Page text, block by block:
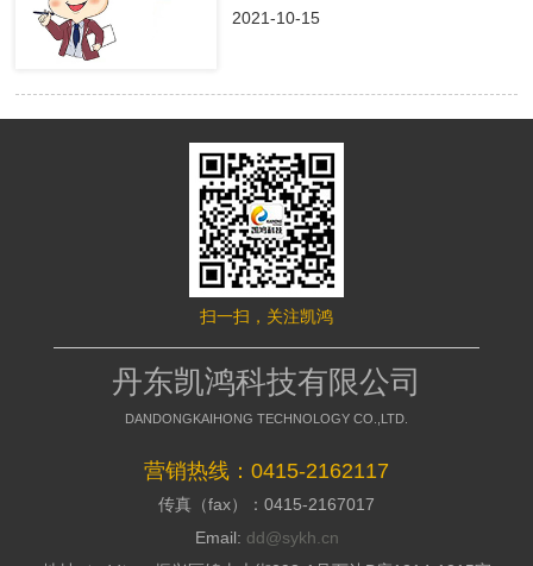
背后都是一个高额的订单，假如不能做
到询盘转化，那意味着网络推行是失败
的，所以要明白的了解搭站公司的策划
才干; 2、看搭站公司的美工规划才
干 美工的才干决议推行型网站留
给用户的形象，如今的消费者不缺少内
容，缺少的是视觉，如今市面上的网站
都是千人一面的，当访客户，发现一个
公司的形象，情不自禁的即是深化浏
览，招引用户，提高方针客户对公司的
好感; 3、看搭站公司的搭站才干
系，如今市面上很多的建站公司都是仿
制别人的，可以把外观做到相似，可是
后台系能却相差万里，很多的仿站的建
级。移动端网站有流量了，每天就会有
深专家们向大家介绍了移动端流量异常
的解决方案。 什么是移动端流量
异常? 移动端流量异常可以通过平
台两个渠道数据判断： 1、 站长平
台流量与关键词的工具 2、 移动适
配中的移动适配状态曲线图 这两
个地方如果出现流量突然间下降50%以
上，且持续性降低，四五天后流量没有
明显涨幅的。 移动端的排查流程
如果出现上述现象，建议大家按照
下面流程图进行排查 索引量下降
常见原因及解决方案
id=331 站点流量异常追查文档
http://zhanzhang.baidu.com/college/
id=221 纯移动站、代码适配，自
适应与跳转适配有些不同，所以根据站
2021-10-15
扫一扫，关注凯鸿
丹东凯鸿科技有限公司
DANDONGKAIHONG TECHNOLOGY CO.,LTD.
营销热线：0415-2162117
传真（fax）：0415-2167017
Email: dd@sykh.cn